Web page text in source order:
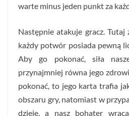
warte minus jeden punkt za
Następnie atakuje gracz. Tutaj
każdy potwór posiada pewną
Aby go pokonać, siła
przynajmniej równa jego
pokonać, to jego karta trafia
obszaru gry, natomiast w
dzieje, a nasz bohater